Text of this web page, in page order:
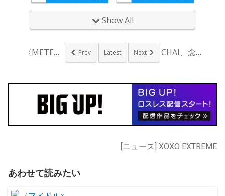
Show All
〈METEO NIG... Prev Latest Next CHAI、念願の“N...
[ニュース] XOXO EXTREME
あわせて読みたい